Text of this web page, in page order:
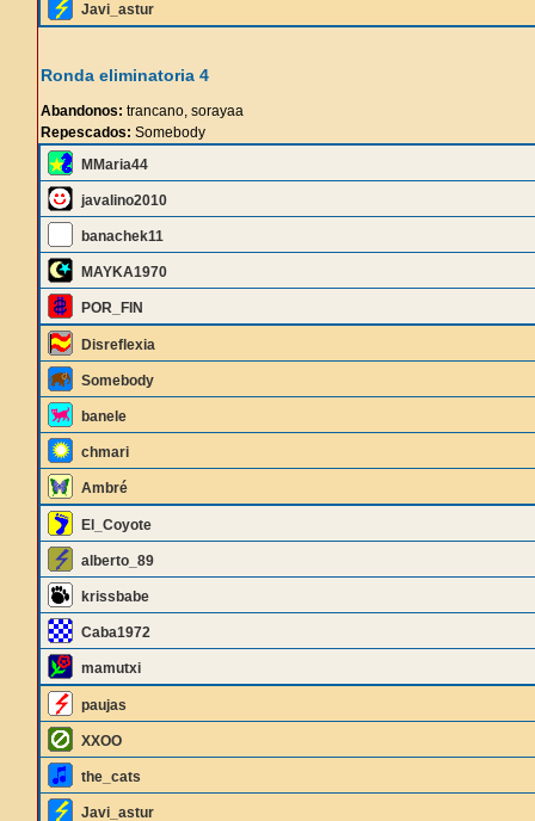
Javi_astur
Ronda eliminatoria 4
Abandonos: trancano, sorayaa
Repescados: Somebody
MMaria44
javalino2010
banachek11
MAYKA1970
POR_FIN
Disreflexia
Somebody
banele
chmari
Ambré
El_Coyote
alberto_89
krissbabe
Caba1972
mamutxi
paujas
XXOO
the_cats
Javi_astur